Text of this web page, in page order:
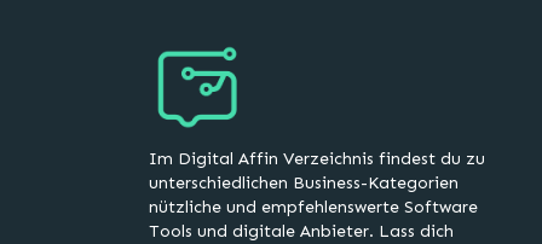
Im Digital Affin Verzeichnis findest du zu
unterschiedlichen Business-Kategorien
nützliche und empfehlenswerte Software
Tools und digitale Anbieter. Lass dich